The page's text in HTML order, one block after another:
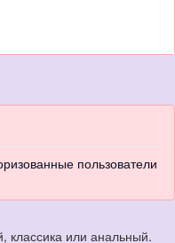
пользователи
классика или анальный.